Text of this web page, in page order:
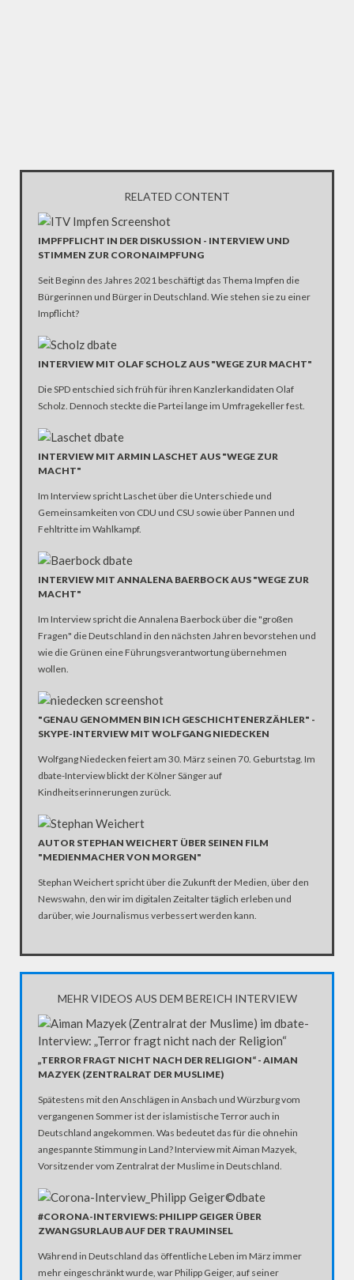
RELATED CONTENT
IMPFPFLICHT IN DER DISKUSSION - INTERVIEW UND
STIMMEN ZUR CORONAIMPFUNG
Seit Beginn des Jahres 2021 beschäftigt das Thema Impfen die
Bürgerinnen und Bürger in Deutschland. Wie stehen sie zu einer
Impflicht?
INTERVIEW MIT OLAF SCHOLZ AUS "WEGE ZUR MACHT"
Die SPD entschied sich früh für ihren Kanzlerkandidaten Olaf
Scholz. Dennoch steckte die Partei lange im Umfragekeller fest.
INTERVIEW MIT ARMIN LASCHET AUS "WEGE ZUR
MACHT"
Im Interview spricht Laschet über die Unterschiede und
Gemeinsamkeiten von CDU und CSU sowie über Pannen und
Fehltritte im Wahlkampf.
INTERVIEW MIT ANNALENA BAERBOCK AUS "WEGE ZUR
MACHT"
Im Interview spricht die Annalena Baerbock über die "großen
Fragen" die Deutschland in den nächsten Jahren bevorstehen und
wie die Grünen eine Führungsverantwortung übernehmen
wollen.
"GENAU GENOMMEN BIN ICH GESCHICHTENERZÄHLER" -
SKYPE-INTERVIEW MIT WOLFGANG NIEDECKEN
Wolfgang Niedecken feiert am 30. März seinen 70. Geburtstag. Im
dbate-Interview blickt der Kölner Sänger auf
Kindheitserinnerungen zurück.
AUTOR STEPHAN WEICHERT ÜBER SEINEN FILM
"MEDIENMACHER VON MORGEN"
Stephan Weichert spricht über die Zukunft der Medien, über den
Newswahn, den wir im digitalen Zeitalter täglich erleben und
darüber, wie Journalismus verbessert werden kann.
MEHR VIDEOS AUS DEM BEREICH INTERVIEW
„TERROR FRAGT NICHT NACH DER RELIGION“ - AIMAN
MAZYEK (ZENTRALRAT DER MUSLIME)
Spätestens mit den Anschlägen in Ansbach und Würzburg vom
vergangenen Sommer ist der islamistische Terror auch in
Deutschland angekommen. Was bedeutet das für die ohnehin
angespannte Stimmung in Land? Interview mit Aiman Mazyek,
Vorsitzender vom Zentralrat der Muslime in Deutschland.
#CORONA-INTERVIEWS: PHILIPP GEIGER ÜBER
ZWANGSURLAUB AUF DER TRAUMINSEL
Während in Deutschland das öffentliche Leben im März immer
mehr eingeschränkt wurde, war Philipp Geiger, auf seiner